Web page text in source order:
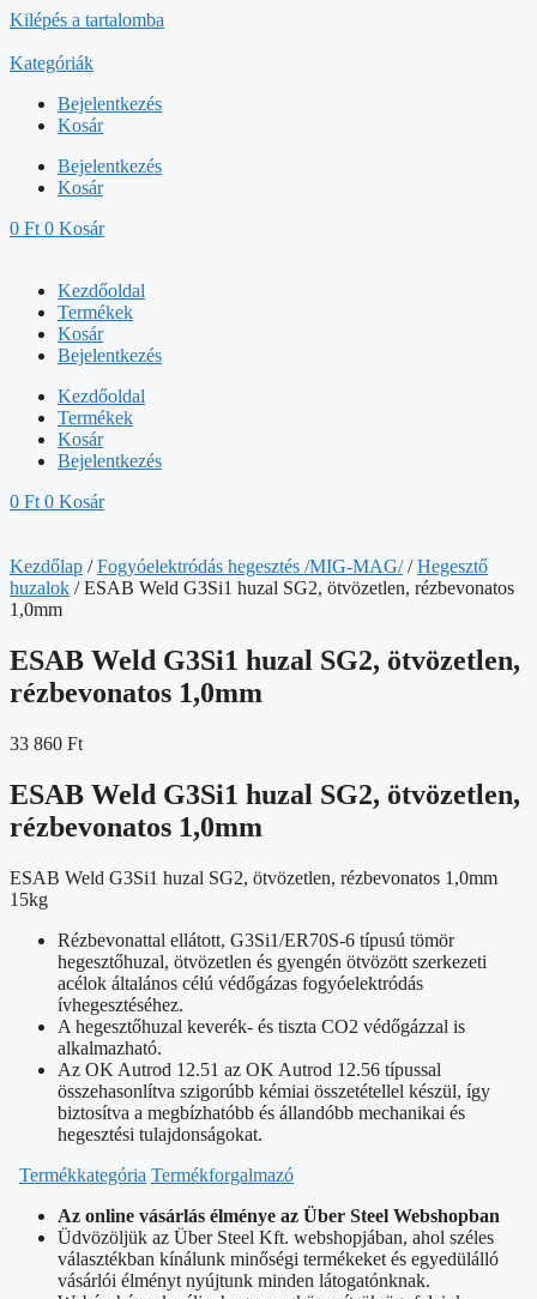
Kilépés a tartalomba
Kategóriák
Bejelentkezés
Kosár
Bejelentkezés
Kosár
0 Ft 0 Kosár
Kezdőoldal
Termékek
Kosár
Bejelentkezés
Kezdőoldal
Termékek
Kosár
Bejelentkezés
0 Ft 0 Kosár
Kezdőlap /Fogyóelektródás hegesztés /MIG-MAG//Hegesztő
huzalok / ESAB Weld G3Si1 huzal SG2, ötvözetlen, rézbevonatos
1,0mm
ESAB Weld G3Si1 huzal SG2, ötvözetlen,
rézbevonatos 1,0mm
33 860 Ft
ESAB Weld G3Si1 huzal SG2, ötvözetlen,
rézbevonatos 1,0mm
ESAB Weld G3Si1 huzal SG2, ötvözetlen, rézbevonatos 1,0mm
15kg
Rézbevonattal ellátott, G3Si1/ER70S-6 típusú tömör
hegesztőhuzal, ötvözetlen és gyengén ötvözött szerkezeti
acélok általános célú védőgázas fogyóelektródás
ívhegesztéséhez.
A hegesztőhuzal keverék- és tiszta CO2 védőgázzal is
alkalmazható.
Az OK Autrod 12.51 az OK Autrod 12.56 típussal
összehasonlítva szigorúbb kémiai összetétellel készül, így
biztosítva a megbízhatóbb és állandóbb mechanikai és
hegesztési tulajdonságokat.
Termékkategória Termékforgalmazó
Az online vásárlás élménye az Über Steel Webshopban
Üdvözöljük az Über Steel Kft. webshopjában, ahol széles
választékban kínálunk minőségi termékeket és egyedülálló
vásárlói élményt nyújtunk minden látogatónknak.